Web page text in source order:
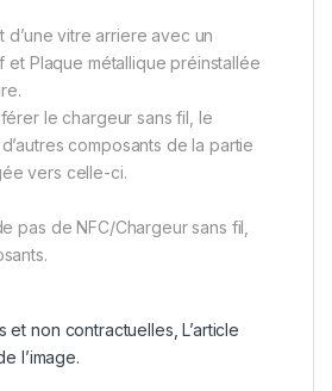
d’une vitre arriere avec un
et Plaque métallique préinstallée
le chargeur sans fil, le
composants de la partie
vers celle-ci.
pas de NFC/Chargeur sans fil,
et non contractuelles, L’article
l’image.